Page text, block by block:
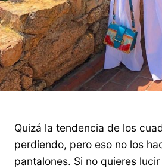
Quizá la tendencia de los
perdiendo, pero eso no los
pantalones. Si no quieres